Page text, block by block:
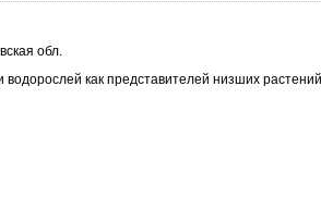
обл.
как представителей низших